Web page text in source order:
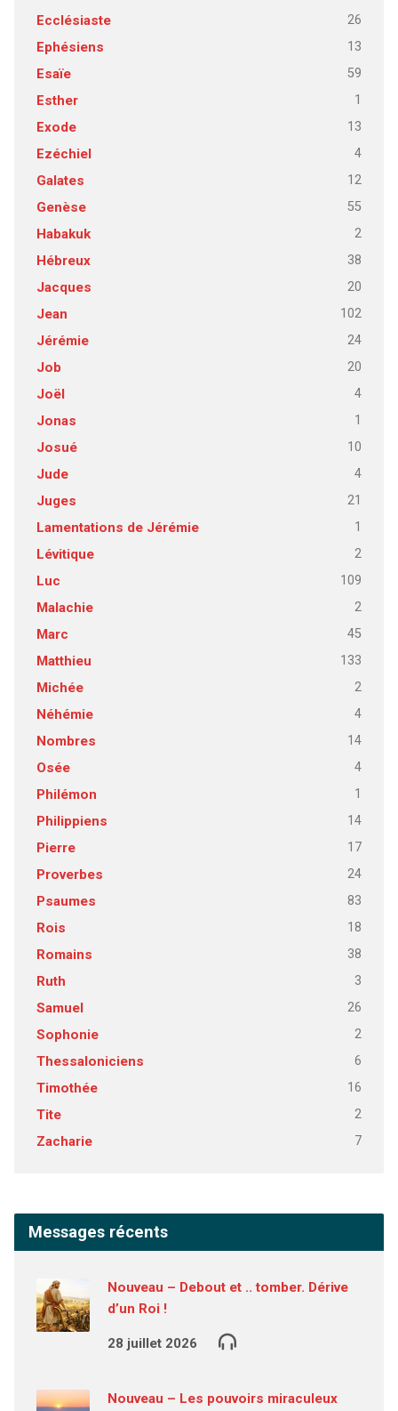
Ecclésiaste 26
Ephésiens 13
Esaïe 59
Esther 1
Exode 13
Ezéchiel 4
Galates 12
Genèse 55
Habakuk 2
Hébreux 38
Jacques 20
Jean 102
Jérémie 24
Job 20
Joël 4
Jonas 1
Josué 10
Jude 4
Juges 21
Lamentations de Jérémie 1
Lévitique 2
Luc 109
Malachie 2
Marc 45
Matthieu 133
Michée 2
Néhémie 4
Nombres 14
Osée 4
Philémon 1
Philippiens 14
Pierre 17
Proverbes 24
Psaumes 83
Rois 18
Romains 38
Ruth 3
Samuel 26
Sophonie 2
Thessaloniciens 6
Timothée 16
Tite 2
Zacharie 7
Messages récents
Nouveau – Debout et .. tomber. Dérive
d’un Roi !
28 juillet 2026
Nouveau – Les pouvoirs miraculeux